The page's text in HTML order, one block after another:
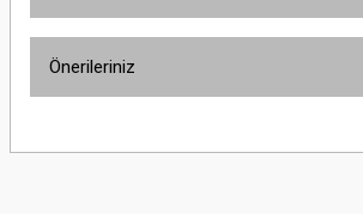
Önerileriniz
yetersiz gördüğünüz noktaları öneri formunu